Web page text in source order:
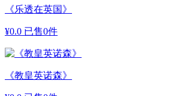
《乐透在英国》
¥0.0 已售0件
《教皇英诺森》